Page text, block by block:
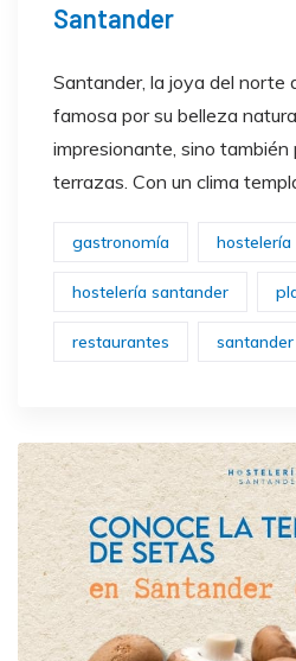
Santander
Santander, la joya del norte
famosa por su belleza
impresionante, sino también
terrazas. Con un clima
gastronomía hostelería
hostelería santander
restaurantes santander